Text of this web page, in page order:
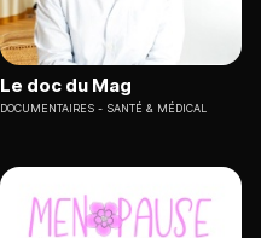
Le doc du Mag
DOCUMENTAIRES SANTÉ & MÉDICAL